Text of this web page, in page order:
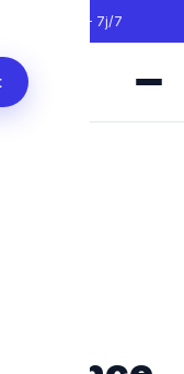
🕐 24h/24 — 7j/7